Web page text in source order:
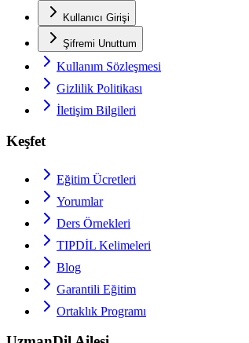
Kullanıcı Girişi
Şifremi Unuttum
Kullanım Sözleşmesi
Gizlilik Politikası
İletişim Bilgileri
Keşfet
Eğitim Ücretleri
Yorumlar
Ders Örnekleri
TIPDİL Kelimeleri
Blog
Garantili Eğitim
Ortaklık Programı